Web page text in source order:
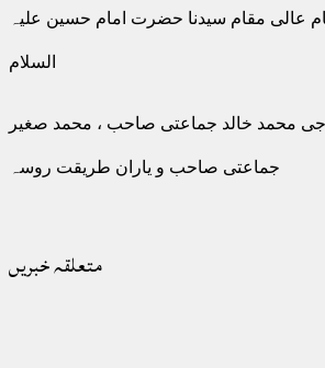
عالی مقام سیدنا حضرت امام حسین علیہ
السلام
محمد خالد جماعتی صاحب ، محمد صغیر
جماعتی صاحب و یاران طریقت روسہ
متعلقہ خبریں